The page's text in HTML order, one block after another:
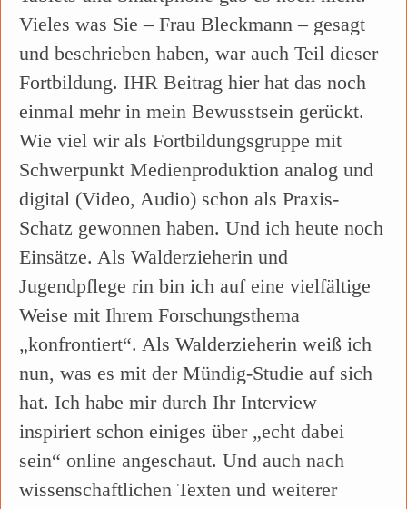
Vieles was Sie – Frau Bleckmann – gesagt
und beschrieben haben, war auch Teil dieser
Fortbildung. IHR Beitrag hier hat das noch
einmal mehr in mein Bewusstsein gerückt.
Wie viel wir als Fortbildungsgruppe mit
Schwerpunkt Medienproduktion analog und
digital (Video, Audio) schon als Praxis-
Schatz gewonnen haben. Und ich heute noch
Einsätze. Als Walderzieherin und
Jugendpflege rin bin ich auf eine vielfältige
Weise mit Ihrem Forschungsthema
„konfrontiert“. Als Walderzieherin weiß ich
nun, was es mit der Mündig-Studie auf sich
hat. Ich habe mir durch Ihr Interview
inspiriert schon einiges über „echt dabei
sein“ online angeschaut. Und auch nach
wissenschaftlichen Texten und weiterer